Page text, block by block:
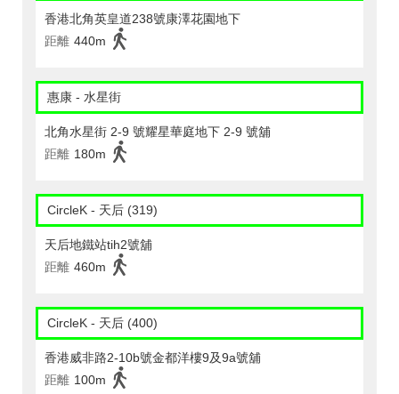
香港北角英皇道238號康澤花園地下
距離 440m
惠康 - 水星街
北角水星街 2-9 號耀星華庭地下 2-9 號舖
距離 180m
CircleK - 天后 (319)
天后地鐵站tih2號舖
距離 460m
CircleK - 天后 (400)
香港威非路2-10b號金都洋樓9及9a號舖
距離 100m